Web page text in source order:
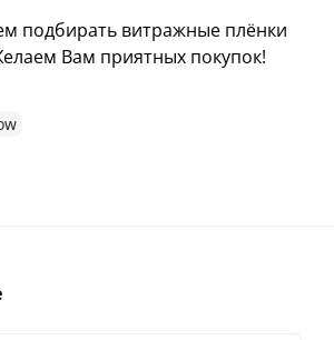
подбирать витражные плёнки
Вам приятных покупок!